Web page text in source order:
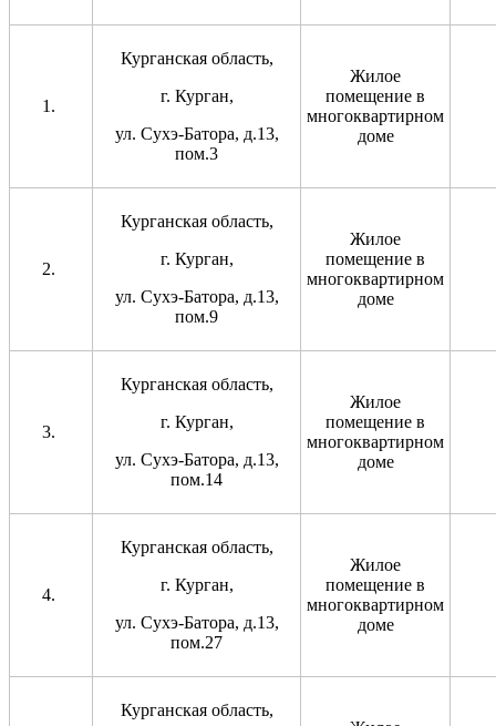
Курганская область,
г. Курган,
ул. Сухэ-Батора, д.13,
пом.3
Жилое
помещение в
многоквартирном
доме
Курганская область,
г. Курган,
ул. Сухэ-Батора, д.13,
пом.9
Жилое
помещение в
многоквартирном
доме
Курганская область,
г. Курган,
ул. Сухэ-Батора, д.13,
пом.14
Жилое
помещение в
многоквартирном
доме
Курганская область,
г. Курган,
ул. Сухэ-Батора, д.13,
пом.27
Жилое
помещение в
многоквартирном
доме
Курганская область,